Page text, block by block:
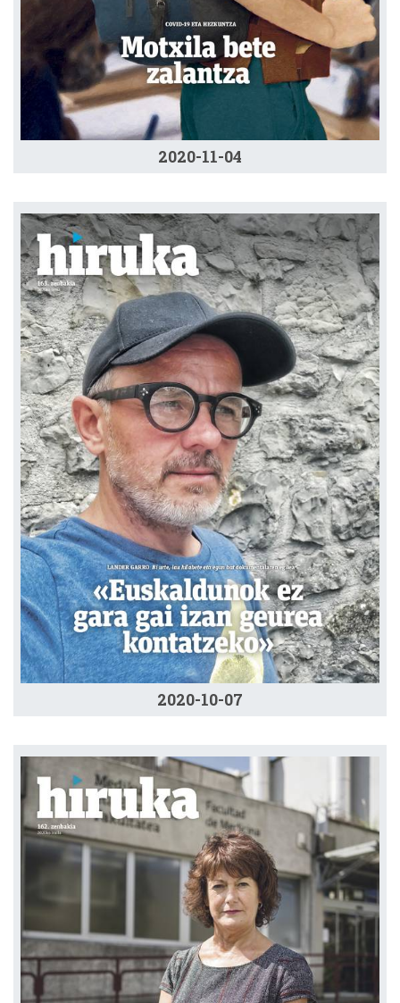
2020-11-04
2020-10-07